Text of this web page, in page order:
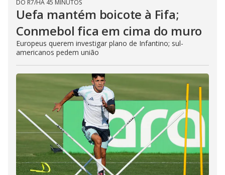
DO R7/HÁ 45 MINUTOS
Uefa mantém boicote à Fifa;
Conmebol fica em cima do muro
Europeus querem investigar plano de Infantino; sul-
americanos pedem união